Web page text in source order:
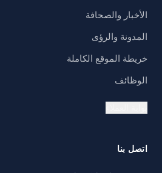
الأخبار والصحافة
المدونة والرؤى
خريطة الموقع الكاملة
الوظائف
اتصل بنا